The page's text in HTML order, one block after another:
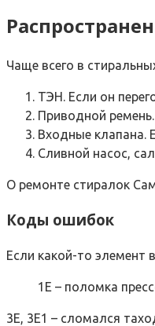
Чаще всего в
ТЭН. Если он
Приводной
Входные клапана.
Сливной насос,
О ремонте стиралок
Коды ошибок
Если какой-то элемент
1Е – поломка
3Е, 3Е1 – сломался